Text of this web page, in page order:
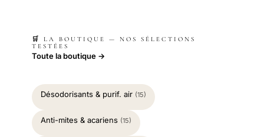
🛒 LA BOUTIQUE — NOS SÉLECTIONS
TESTÉES
Toute la boutique →
Désodorisants & purif. air (15)
Anti-mites & acariens (15)